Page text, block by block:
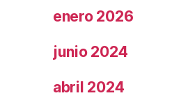
enero 2026
junio 2024
abril 2024